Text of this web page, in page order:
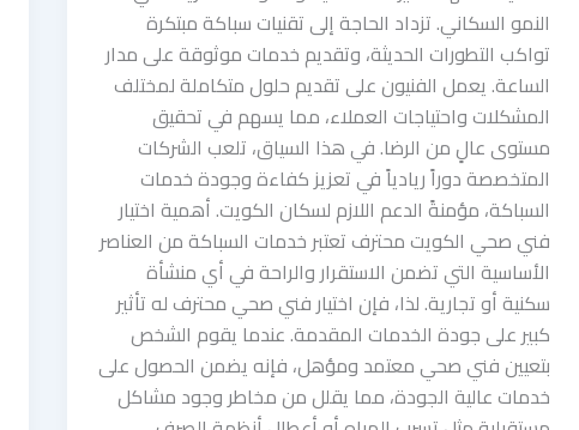
النمو السكاني. تزداد الحاجة إلى تقنيات سباكة مبتكرة
تواكب التطورات الحديثة، وتقديم خدمات موثوقة على مدار
الساعة. يعمل الفنيون على تقديم حلول متكاملة لمختلف
المشكلات واحتياجات العملاء، مما يسهم في تحقيق
مستوى عالٍ من الرضا. في هذا السياق، تلعب الشركات
المتخصصة دوراً ريادياً في تعزيز كفاءة وجودة خدمات
السباكة، مؤمنةً الدعم اللازم لسكان الكويت. أهمية اختيار
فني صحي الكويت محترف تعتبر خدمات السباكة من العناصر
الأساسية التي تضمن الاستقرار والراحة في أي منشأة
سكنية أو تجارية. لذا، فإن اختيار فني صحي محترف له تأثير
كبير على جودة الخدمات المقدمة. عندما يقوم الشخص
بتعيين فني صحي معتمد ومؤهل، فإنه يضمن الحصول على
خدمات عالية الجودة، مما يقلل من مخاطر وجود مشاكل